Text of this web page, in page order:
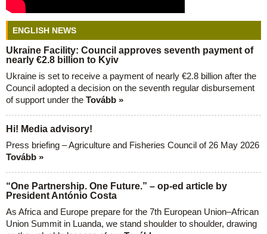
ENGLISH NEWS
Ukraine Facility: Council approves seventh payment of
nearly €2.8 billion to Kyiv
Ukraine is set to receive a payment of nearly €2.8 billion after the
Council adopted a decision on the seventh regular disbursement
of support under the Tovább »
Hi! Media advisory!
Press briefing – Agriculture and Fisheries Council of 26 May 2026
Tovább »
“One Partnership. One Future.” – op-ed article by
President António Costa
As Africa and Europe prepare for the 7th European Union–African
Union Summit in Luanda, we stand shoulder to shoulder, drawing